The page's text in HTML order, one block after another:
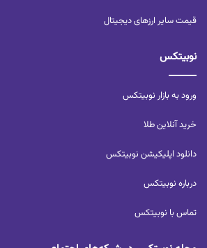
قیمت سایر ارزهای دیجیتال
نوبیتکس
ورود به بازار نوبیتکس
خرید آنلاین طلا
دانلود اپلیکیشن نوبیتکس
درباره نوبیتکس
تماس با نوبیتکس